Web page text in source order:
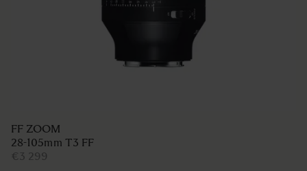
FF ZOOM
28-105mm T3 FF
€3 299